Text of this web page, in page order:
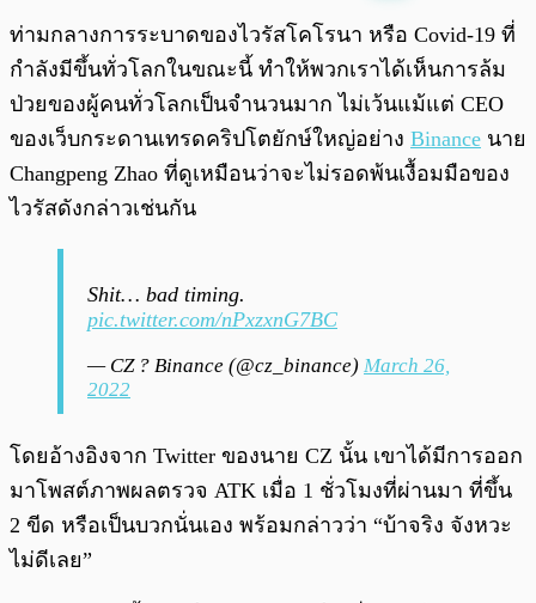
ท่ามกลางการระบาดของไวรัสโคโรนา หรือ Covid-19 ที่
กำลังมีขึ้นทั่วโลกในขณะนี้ ทำให้พวกเราได้เห็นการล้ม
ป่วยของผู้คนทั่วโลกเป็นจำนวนมาก ไม่เว้นแม้แต่ CEO
ของเว็บกระดานเทรดคริปโตยักษ์ใหญ่อย่าง Binance นาย
Changpeng Zhao ที่ดูเหมือนว่าจะไม่รอดพ้นเงื้อมมือของ
ไวรัสดังกล่าวเช่นกัน
Shit… bad timing.
pic.twitter.com/nPxzxnG7BC
— CZ ? Binance (@cz_binance) March 26,
2022
โดยอ้างอิงจาก Twitter ของนาย CZ นั้น เขาได้มีการออก
มาโพสต์ภาพผลตรวจ ATK เมื่อ 1 ชั่วโมงที่ผ่านมา ที่ขึ้น
2 ขีด หรือเป็นบวกนั่นเอง พร้อมกล่าวว่า “บ้าจริง จังหวะ
ไม่ดีเลย”